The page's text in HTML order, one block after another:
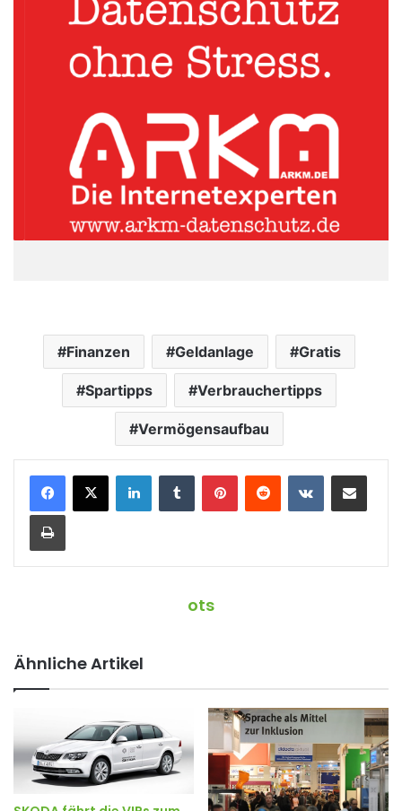
Finanzen Geldanlage Gratis
Spartipps Verbrauchertipps
Vermögensaufbau
ots
Ähnliche Artikel